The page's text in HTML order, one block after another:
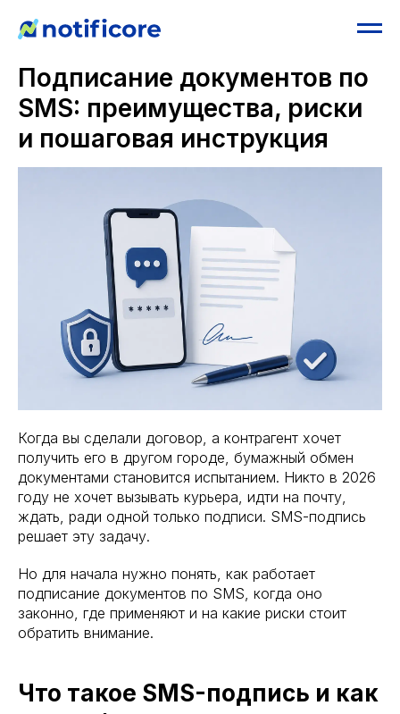
Подписание документов по
SMS: преимущества, риски
и пошаговая инструкция
Когда вы сделали договор, а контрагент хочет
получить его в другом городе, бумажный обмен
документами становится испытанием. Никто в 2026
году не хочет вызывать курьера, идти на почту,
ждать, ради одной только подписи. SMS-подпись
решает эту задачу.
Но для начала нужно понять, как работает
подписание документов по SMS, когда оно
законно, где применяют и на какие риски стоит
обратить внимание.
Что такое SMS-подпись и как